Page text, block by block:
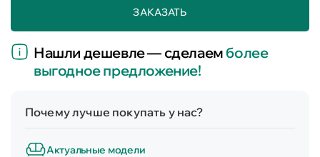
ЗАКАЗАТЬ
Нашли дешевле — сделаемболее
выгодное предложение!
Почему лучше покупать у нас?
Актуальные модели